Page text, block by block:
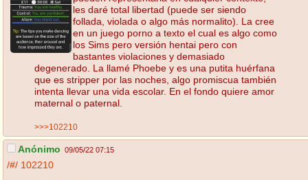
les daré total libertad (puede ser siendo
follada, violada o algo más normalito). La cree
en un juego porno a texto el cual es algo como
los Sims pero versión hentai pero con
bastantes violaciones y demasiado
degenerado. La llamé Phoebe y es una putita huérfana
que es stripper por las noches, algo promiscua también
intenta llevar una vida escolar. En el fondo quiere amor
maternal o paternal.
>>>102210
Anónimo 09/05/22 07:15
/#/ 102210